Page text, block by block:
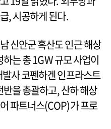
, 시공하게 된다.
신안군 흑산도 인근 해상
는 총 1GW 규모 사업이
사 코펜하겐 인프라스트
을 총괄하고, 산하 해상
파트너스(COP)가 프로